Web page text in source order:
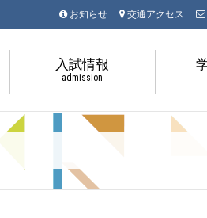
お知らせ 交通アクセス
入試情報
admission